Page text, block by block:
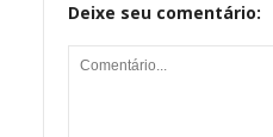
Deixe seu comentário: